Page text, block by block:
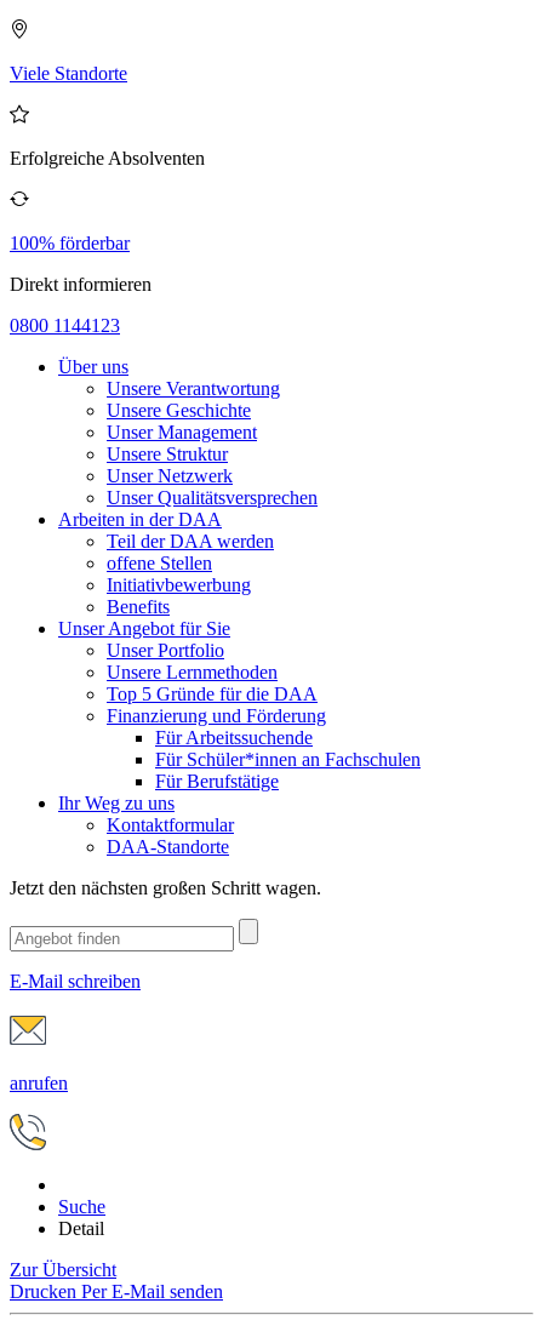
Viele Standorte
Erfolgreiche Absolventen
100% förderbar
Direkt informieren
0800 1144123
Über uns
Unsere Verantwortung
Unsere Geschichte
Unser Management
Unsere Struktur
Unser Netzwerk
Unser Qualitätsversprechen
Arbeiten in der DAA
Teil der DAA werden
offene Stellen
Initiativbewerbung
Benefits
Unser Angebot für Sie
Unser Portfolio
Unsere Lernmethoden
Top 5 Gründe für die DAA
Finanzierung und Förderung
Für Arbeitssuchende
Für Schüler*innen an Fachschulen
Für Berufstätige
Ihr Weg zu uns
Kontaktformular
DAA-Standorte
Jetzt den nächsten großen Schritt wagen.
E-Mail schreiben
anrufen
Suche
Detail
Zur Übersicht
Drucken Per E-Mail senden